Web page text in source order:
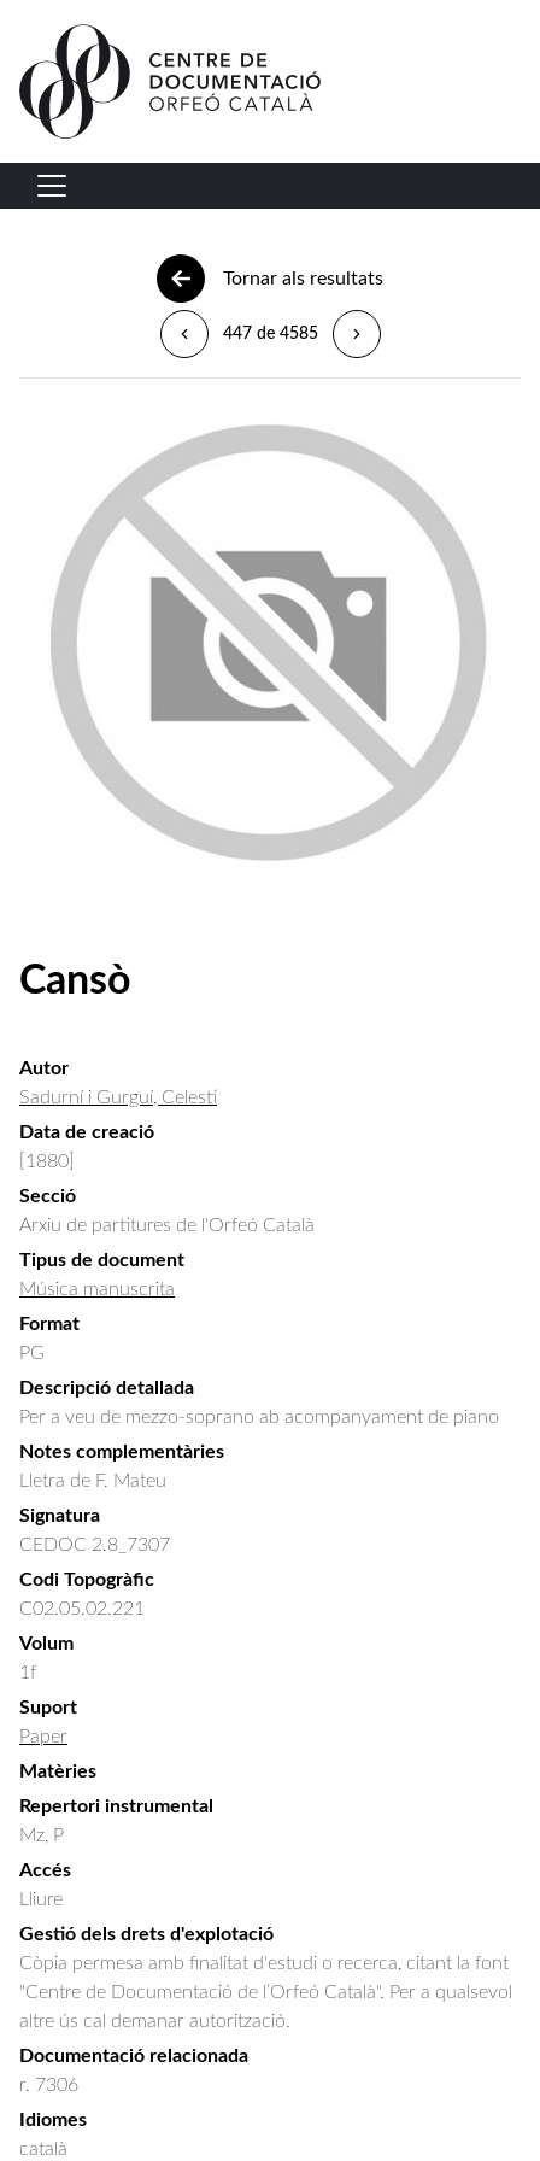
Vés al contingut
Navegació principal
Tornar als resultats
447 de 4585
Cansò
Autor
Sadurní i Gurguí, Celestí
Data de creació
[1880]
Secció
Arxiu de partitures de l'Orfeó Català
Tipus de document
Música manuscrita
Format
PG
Descripció detallada
Per a veu de mezzo-soprano ab acompanyament de piano
Notes complementàries
Lletra de F. Mateu
Signatura
CEDOC 2.8_7307
Codi Topogràfic
C02.05.02.221
Volum
1f
Suport
Paper
Matèries
Repertori instrumental
Mz, P
Accés
Lliure
Gestió dels drets d'explotació
Còpia permesa amb finalitat d'estudi o recerca, citant la font
"Centre de Documentació de l’Orfeó Català". Per a qualsevol
altre ús cal demanar autorització.
Documentació relacionada
r. 7306
Idiomes
català